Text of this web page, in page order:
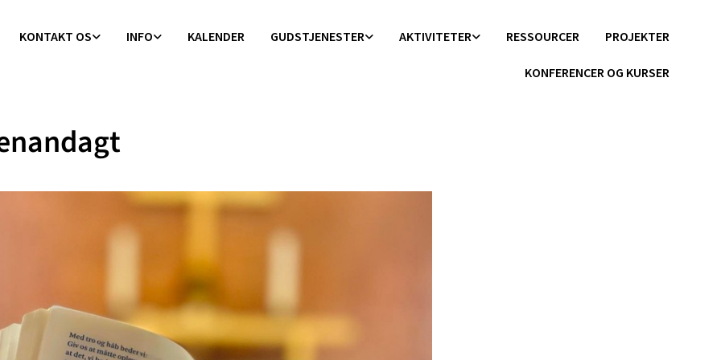
KONTAKT OS INFO KALENDER GUDSTJENESTER AKTIVITETER RESSOURCER PROJEKTER
KONFERENCER OG KURSER